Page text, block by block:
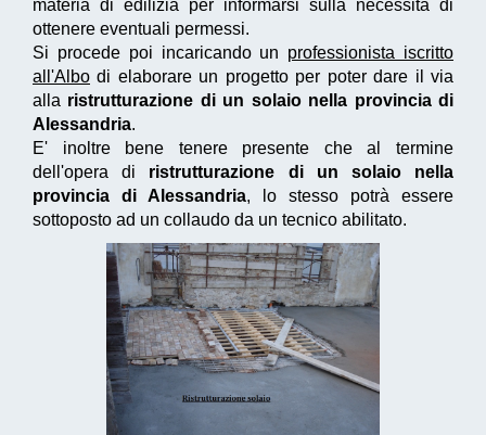
materia di edilizia per informarsi sulla necessità di
ottenere eventuali permessi.
Si procede poi incaricando un professionista iscritto
all'Albo di elaborare un progetto per poter dare il via
alla ristrutturazione di un solaio nella provincia di
Alessandria.
E' inoltre bene tenere presente che al termine
dell'opera di ristrutturazione di un solaio nella
provincia di Alessandria, lo stesso potrà essere
sottoposto ad un collaudo da un tecnico abilitato.